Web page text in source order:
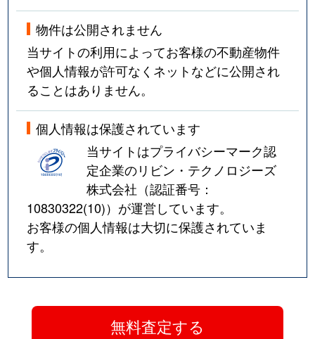
物件は公開されません
当サイトの利用によってお客様の不動産物件
や個人情報が許可なくネットなどに公開され
ることはありません。
個人情報は保護されています
当サイトはプライバシーマーク認
定企業のリビン・テクノロジーズ
株式会社（認証番号：
10830322(10)）が運営しています。
お客様の個人情報は大切に保護されていま
す。